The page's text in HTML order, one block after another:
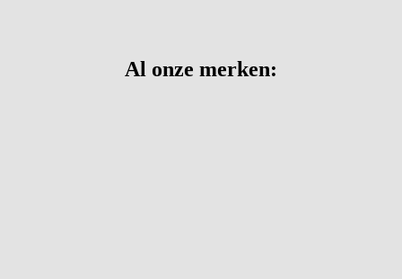
Al onze merken: